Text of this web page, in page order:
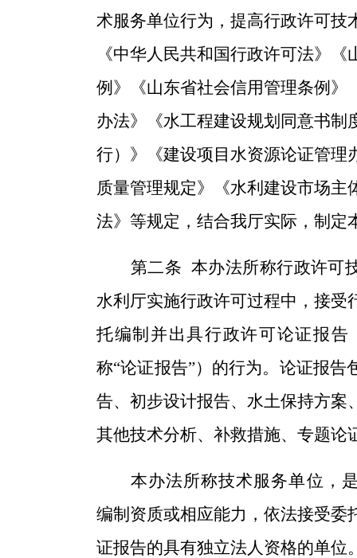
术服务单位行为，提高行政许可技
《中华人民共和国行政许可法》
例》《山东省社会信用管理条例 》
办法》《水工程建设规划同意书制
行）》《建设项目水资源论证管理
质量管理规定》《水利建设市场主
法》等规定，结合我厅实际，制定
第二条 本办法所称行政许可
水利厅实施行政许可过程中， 接受
托编制 并出具行政许可论证报告
称“论证报告”）的行为。论证报告
告、初步设计报告、水土保持方案
其他技术分析、补救措施、专题论
本办法所称技术服务单位，
编制资质或相应能力，依法接受委
证报告的具有独立法人资格的单位